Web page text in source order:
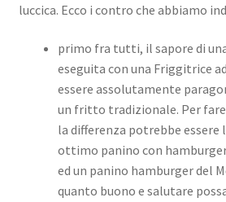
luccica. Ecco i contro che abbiamo
primo fra tutti, il sapore di
eseguita con una Friggitrice
essere assolutamente
un fritto tradizionale. Per
la differenza potrebbe essere
ottimo panino con
ed un panino hamburger del
quanto buono e salutare